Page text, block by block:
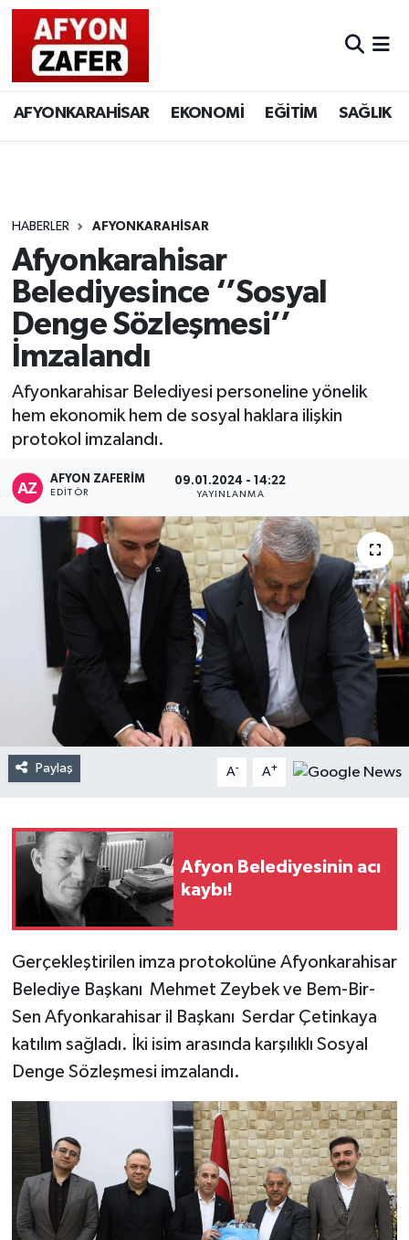
AFYONKARAHİSAR EKONOMİ EĞİTİM SAĞLIK
HABERLER AFYONKARAHİSAR
Afyonkarahisar
Belediyesince ‘’Sosyal
Denge Sözleşmesi’’
İmzalandı
Afyonkarahisar Belediyesi personeline yönelik
hem ekonomik hem de sosyal haklara ilişkin
protokol imzalandı.
AFYON ZAFERİM
EDITÖR
09.01.2024 - 14:22
YAYINLANMA
Paylaş A- A+
Afyon Belediyesinin acı
kaybı!
Gerçekleştirilen imza protokolüne Afyonkarahisar
Belediye Başkanı Mehmet Zeybek ve Bem-Bir-
Sen Afyonkarahisar il Başkanı Serdar Çetinkaya
katılım sağladı. İki isim arasında karşılıklı Sosyal
Denge Sözleşmesi imzalandı.